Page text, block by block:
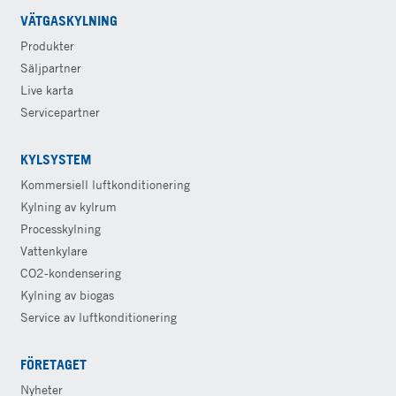
VÄTGASKYLNING
Produkter
Säljpartner
Live karta
Servicepartner
KYLSYSTEM
Kommersiell luftkonditionering
Kylning av kylrum
Processkylning
Vattenkylare
CO2-kondensering
Kylning av biogas
Service av luftkonditionering
FÖRETAGET
Nyheter